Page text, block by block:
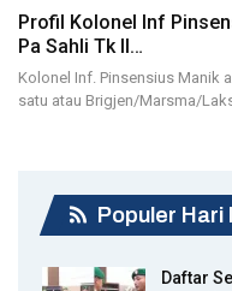
Profil Kolonel Inf
Pa Sahli Tk II…
Kolonel Inf. Pinsensius Manik
satu atau Brigjen/Marsma/
Populer Hari
Daftar